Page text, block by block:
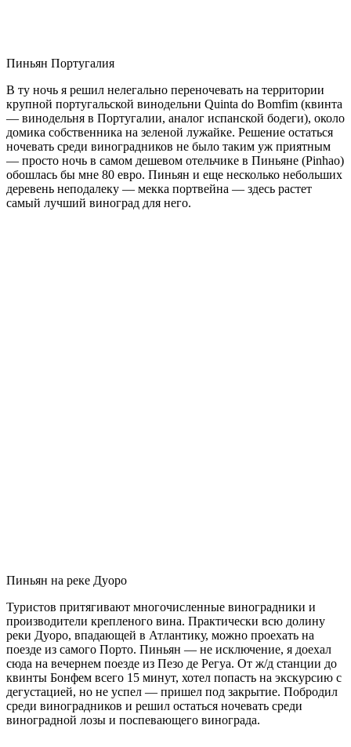
Пиньян Португалия
В ту ночь я решил нелегально переночевать на территории
крупной португальской винодельни Quinta do Bomfim (квинта
— винодельня в Португалии, аналог испанской бодеги), около
домика собственника на зеленой лужайке. Решение остаться
ночевать среди виноградников не было таким уж приятным
— просто ночь в самом дешевом отельчике в Пиньяне (Pinhao)
обошлась бы мне 80 евро. Пиньян и еще несколько небольших
деревень неподалеку — мекка портвейна — здесь растет
самый лучший виноград для него.
Пиньян на реке Дуоро
Туристов притягивают многочисленные виноградники и
производители крепленого вина. Практически всю долину
реки Дуоро, впадающей в Атлантику, можно проехать на
поезде из самого Порто. Пиньян — не исключение, я доехал
сюда на вечернем поезде из Пезо де Регуа. От ж/д станции до
квинты Бонфем всего 15 минут, хотел попасть на экскурсию с
дегустацией, но не успел — пришел под закрытие. Побродил
среди виноградников и решил остаться ночевать среди
виноградной лозы и поспевающего винограда.